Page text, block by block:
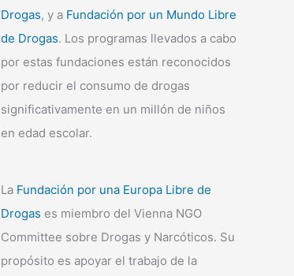
Drogas, y a Fundación por un Mundo Libre
de Drogas. Los programas llevados a cabo
por estas fundaciones están reconocidos
por reducir el consumo de drogas
significativamente en un millón de niños
en edad escolar.
La Fundación por una Europa Libre de
Drogas es miembro del Vienna NGO
Committee sobre Drogas y Narcóticos. Su
propósito es apoyar el trabajo de la